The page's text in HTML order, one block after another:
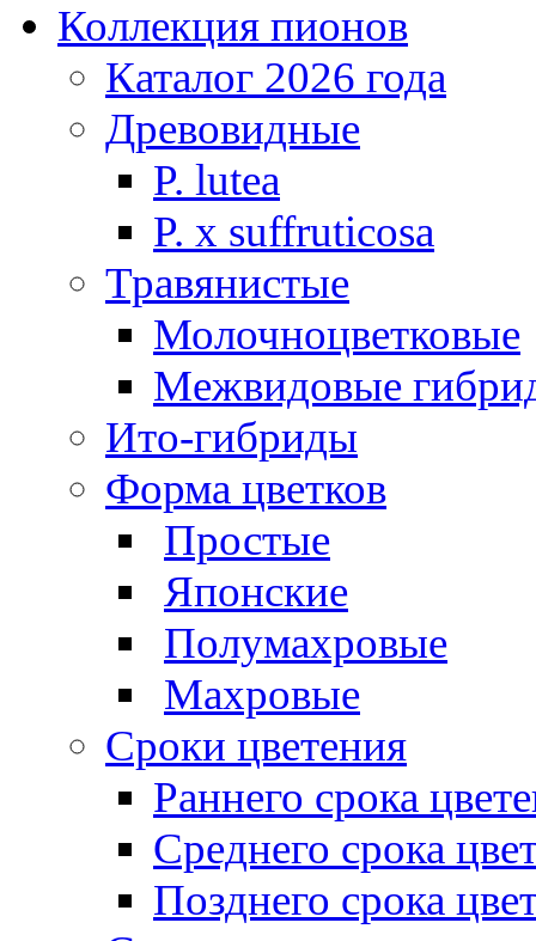
Коллекция пионов
Каталог 2026 года
Древовидные
P. lutea
P. х suffruticosa
Травянистые
Молочноцветковые
Межвидовые
Ито-гибриды
Форма цветков
Простые
Японские
Полумахровые
Махровые
Сроки цветения
Раннего срока
Среднего срока
Позднего срока